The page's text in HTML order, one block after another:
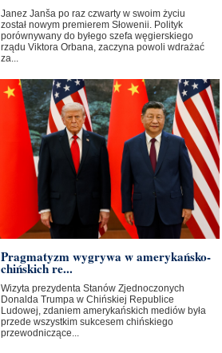
Janez Janša po raz czwarty w swoim życiu
został nowym premierem Słowenii. Polityk
porównywany do byłego szefa węgierskiego
rządu Viktora Orbana, zaczyna powoli wdrażać
za...
Pragmatyzm wygrywa w amerykańsko-
chińskich re...
Wizyta prezydenta Stanów Zjednoczonych
Donalda Trumpa w Chińskiej Republice
Ludowej, zdaniem amerykańskich mediów była
przede wszystkim sukcesem chińskiego
przewodniczące...